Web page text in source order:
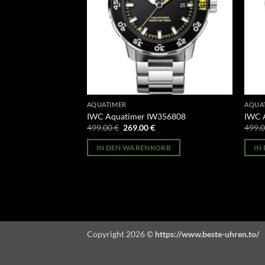
AQUATIMER
IWC Aquatimer IW356808
499.00€ Ursprünglicher
war:
499.00 €
269.00€Aktueller
ist:
269.00 €.
IN DEN WARENKORB
IWC
IN
Copyright 2026 © https://www.beste-uhren.to/